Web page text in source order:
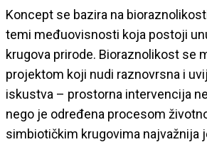
Koncept se bazira na
temi međuovisnosti koja postoji
krugova prirode. Bioraznolikost se
projektom koji nudi raznovrsna i
iskustva – prostorna intervencija
nego je određena procesom
simbiotičkim krugovima najvažnija